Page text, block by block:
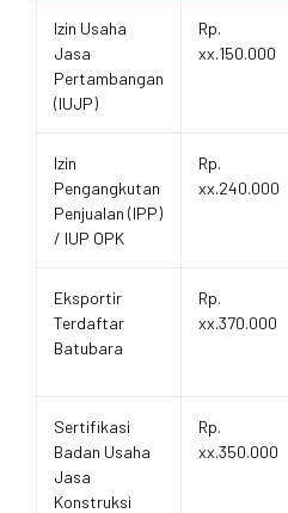
Biaya
Layanan
Izin Usaha
Jasa
Pertambangan
(IUJP)
Rp.
xx.150.000
Izin
Pengangkutan
Penjualan (IPP)
/ IUP OPK
Rp.
xx.240.000
Eksportir
Terdaftar
Batubara
Rp.
xx.370.000
Sertifikasi
Badan Usaha
Jasa
Konstruksi
Rp.
xx.350.000